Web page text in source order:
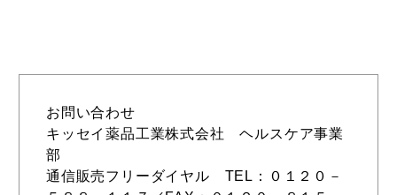
お問い合わせ
キッセイ薬品工業株式会社 ヘルスケア事業
部
通信販売フリーダイヤル TEL：０１２０－